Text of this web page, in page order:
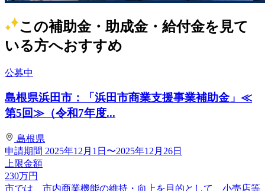
この補助金・助成金・給付金を見て
いる方へおすすめ
公募中
島根県浜田市：「浜田市商業支援事業補助金」≪
第5回≫（令和7年度...
島根県
申請期間 2025年12月1日〜2025年12月26日
上限金額
230万円
市では、市内商業機能の維持・向上を目的として、小売店等